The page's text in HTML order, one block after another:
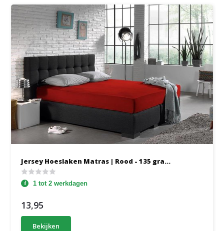
Jersey Hoeslaken Matras | Rood - 135 gra...
1 tot 2 werkdagen
13,95
Bekijken